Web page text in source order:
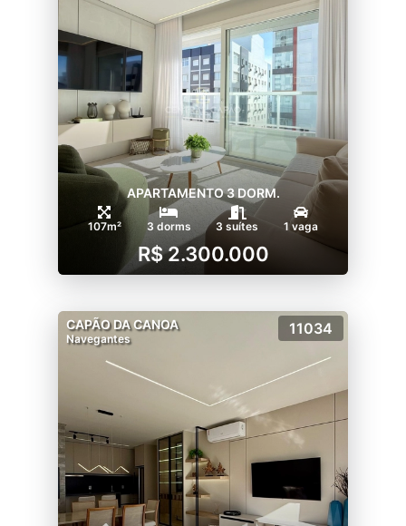
APARTAMENTO 3 DORM.
107m² 3 dorms 3 suítes 1 vaga
R$ 2.300.000
CAPÃO DA CANOA
Navegantes
11034